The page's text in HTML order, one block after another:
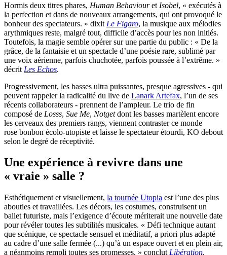
Hormis deux titres phares, Human Behaviouret Isobel, « exécutés à
la perfection et dans de nouveaux arrangements, qui ont provoqué le
bonheur des spectateurs. » dixit Le Figaro, la musique aux mélodies
arythmiques reste, malgré tout, difficile d’accès pour les non initiés.
Toutefois, la magie semble opérer sur une partie du public : « De la
grâce, de la fantaisie et un spectacle d’une poésie rare, sublimé par
une voix aérienne, parfois chuchotée, parfois poussée à l’extrême. »
décrit Les Echos.
Progressivement, les basses ultra puissantes, presque agressives - qui
peuvent rappeler la radicalité du live de Lanark Artefax, l’un de ses
récents collaborateurs - prennent de l’ampleur. Le trio de fin
composé de Losss, Sue Me, Notgetdont les basses martèlent encore
les cerveaux des premiers rangs, viennent contraster ce monde
rose bonbon écolo-utopiste et laisse le spectateur étourdi, KO debout
selon le degré de réceptivité.
Une expérience à revivre dans une
« vraie » salle ?
Esthétiquement et visuellement, la tournée Utopia est l’une des plus
abouties et travaillées. Les décors, les costumes, construisent un
ballet futuriste, mais l’exigence d’écoute mériterait une nouvelle date
pour révéler toutes les subtilités musicales. « Défi technique autant
que scénique, ce spectacle sensuel et méditatif, a priori plus adapté
au cadre d’une salle fermée (...) qu’à un espace ouvert et en plein air,
a néanmoins rempli toutes ses promesses. » conclut Libération.